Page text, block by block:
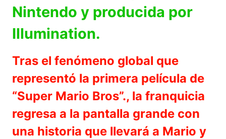
Nintendo y producida por
Illumination.
Tras el fenómeno global que
representó la primera película de
“Super Mario Bros”., la franquicia
regresa a la pantalla grande con
una historia que llevará a Mario y